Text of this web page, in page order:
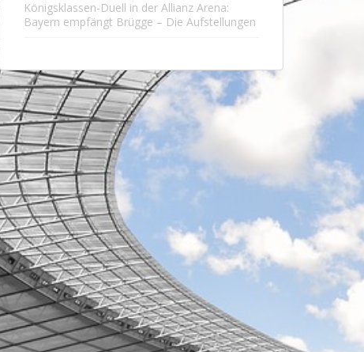
Königsklassen-Duell in der Allianz Arena:
Bayern empfängt Brügge – Die Aufstellungen